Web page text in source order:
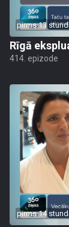
pirms 13
Rīgā
414. epizode
pirms 14